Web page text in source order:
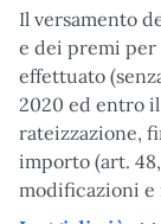
Il versamento
e dei premi per
effettuato
2020 ed entro
rateizzazione,
importo (art.
modificazioni e